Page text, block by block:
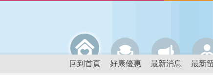
回到首頁 好康優惠 最新消息 最新